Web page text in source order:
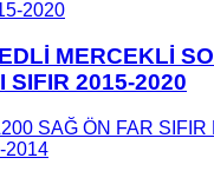
MERCEKLİ
SIFIR 2015-2020